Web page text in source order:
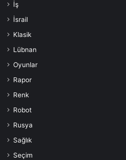
İş
İsrail
Klasik
Lübnan
Oyunlar
Rapor
Renk
Robot
Rusya
Sağlık
Seçim